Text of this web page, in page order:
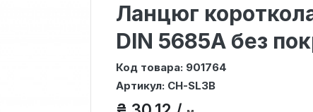
Ланцюг
DIN 5685А без
Код товара: 901764
Артикул: CH-SL3B